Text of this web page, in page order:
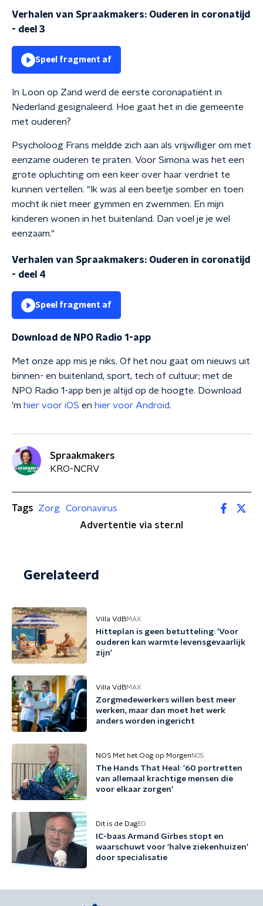
Verhalen van Spraakmakers: Ouderen in coronatijd
- deel 3
Speel fragment af
In Loon op Zand werd de eerste coronapatiënt in
Nederland gesignaleerd. Hoe gaat het in die gemeente
met ouderen?
Psycholoog Frans meldde zich aan als vrijwilliger om met
eenzame ouderen te praten. Voor Simona was het een
grote opluchting om een keer over haar verdriet te
kunnen vertellen. "Ik was al een beetje somber en toen
mocht ik niet meer gymmen en zwemmen. En mijn
kinderen wonen in het buitenland. Dan voel je je wel
eenzaam."
Verhalen van Spraakmakers: Ouderen in coronatijd
- deel 4
Speel fragment af
Download de NPO Radio 1-app
Met onze app mis je niks. Of het nou gaat om nieuws uit
binnen- en buitenland, sport, tech of cultuur; met de
NPO Radio 1-app ben je altijd op de hoogte. Download
'm hier voor iOS en hier voor Android.
Spraakmakers
KRO-NCRV
Tags Zorg
Coronavirus
Advertentie via ster.nl
Gerelateerd
Villa VdBMAX
Hitteplan is geen betutteling: 'Voor
ouderen kan warmte levensgevaarlijk
zijn'
Villa VdBMAX
Zorgmedewerkers willen best meer
werken, maar dan moet het werk
anders worden ingericht
NOS Met het Oog op Morgen NOS
The Hands That Heal: '60 portretten
van allemaal krachtige mensen die
voor elkaar zorgen'
Dit is de DagEO
IC-baas Armand Girbes stopt en
waarschuwt voor 'halve ziekenhuizen'
door specialisatie